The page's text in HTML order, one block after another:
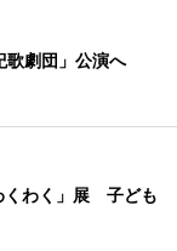
歌劇団」公演へ
くわく」展 子ども